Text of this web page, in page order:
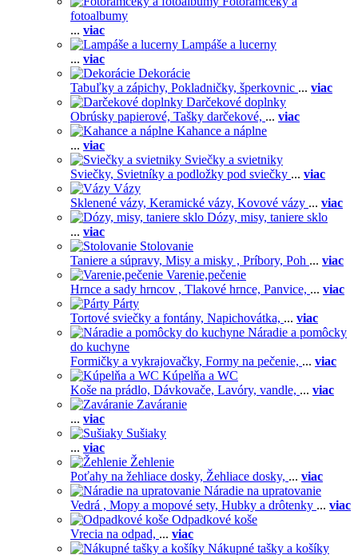
fotoalbumy
... viac
Lampáše a lucerny
... viac
Dekorácie
Tabuľky a zápichy, Pokladničky, šperkovnic ... viac
Darčekové doplnky
Obrúsky papierové, Tašky darčekové, ... viac
Kahance a náplne
... viac
Sviečky a svietniky
Sviečky, Svietníky a podložky pod sviečky ... viac
Vázy
Sklenené vázy, Keramické vázy, Kovové vázy ... viac
Dózy, misy, taniere sklo
... viac
Stolovanie
Taniere a súpravy, Misy a misky , Príbory, Poh ... viac
Varenie,pečenie
Hrnce a sady hrncov , Tlakové hrnce, Panvice, ... viac
Párty
Tortové sviečky a fontány, Napichovátka, ... viac
Náradie a pomôcky
do kuchyne
Formičky a vykrajovačky, Formy na pečenie, ... viac
Kúpelňa a WC
Koše na prádlo, Dávkovače, Lavóry, vandle, ... viac
Zaváranie
... viac
Sušiaky
... viac
Žehlenie
Poťahy na žehliace dosky, Žehliace dosky, ... viac
Náradie na upratovanie
Vedrá , Mopy a mopové sety, Hubky a drôtenky ... viac
Odpadkové koše
Vrecia na odpad, ... viac
Nákupné tašky a košíky